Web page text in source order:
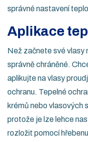
správné nastavení
Aplikace
Než začnete své vlasy
správně chráněné.
aplikujte na vlasy
ochranu. Tepelné
krémů nebo vlasových
protože je lze lehce
rozložit pomocí